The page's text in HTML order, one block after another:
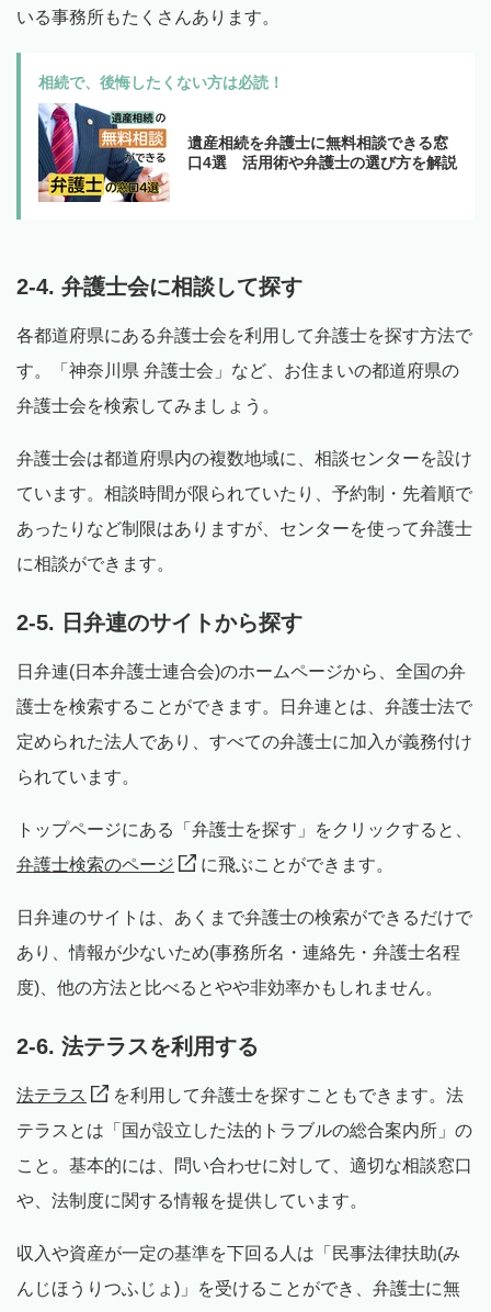
いる事務所もたくさんあります。
相続で、後悔したくない方は必読！
遺産相続を弁護士に無料相談できる窓
口4選 活用術や弁護士の選び方を解説
2-4. 弁護士会に相談して探す
各都道府県にある弁護士会を利用して弁護士を探す方法で
す。「神奈川県 弁護士会」など、お住まいの都道府県の
弁護士会を検索してみましょう。
弁護士会は都道府県内の複数地域に、相談センターを設け
ています。相談時間が限られていたり、予約制・先着順で
あったりなど制限はありますが、センターを使って弁護士
に相談ができます。
2-5. 日弁連のサイトから探す
日弁連(日本弁護士連合会)のホームページから、全国の弁
護士を検索することができます。日弁連とは、弁護士法で
定められた法人であり、すべての弁護士に加入が義務付け
られています。
トップページにある「弁護士を探す」をクリックすると、
弁護士検索のページ
に飛ぶことができます。
日弁連のサイトは、あくまで弁護士の検索ができるだけで
あり、情報が少ないため(事務所名・連絡先・弁護士名程
度)、他の方法と比べるとやや非効率かもしれません。
2-6. 法テラスを利用する
法テラス
を利用して弁護士を探すこともできます。法
テラスとは「国が設立した法的トラブルの総合案内所」の
こと。基本的には、問い合わせに対して、適切な相談窓口
や、法制度に関する情報を提供しています。
収入や資産が一定の基準を下回る人は「民事法律扶助(み
んじほうりつふじょ)」を受けることができ、弁護士に無